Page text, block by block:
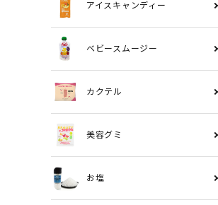
アイスキャンディー
ベビースムージー
カクテル
美容グミ
お塩